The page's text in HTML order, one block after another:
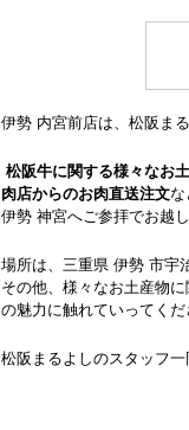
伊勢 内宮前店は、松阪ま
松阪牛に関する様々なお
肉店からのお肉直送注文な
伊勢 神宮へご参拝でお越
場所は、三重県 伊勢 市宇
その他、様々なお土産物
の魅力に触れていってくだ
松阪まるよしのスタッフ一